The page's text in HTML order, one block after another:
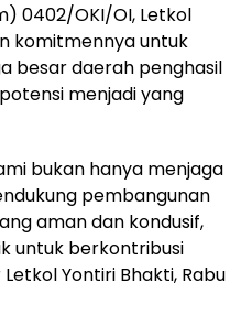
0402/OKI/OI, Letkol
komitmennya untuk
besar daerah penghasil
menjadi yang
bukan hanya menjaga
pembangunan
aman dan kondusif,
untuk berkontribusi
Yontiri Bhakti, Rabu